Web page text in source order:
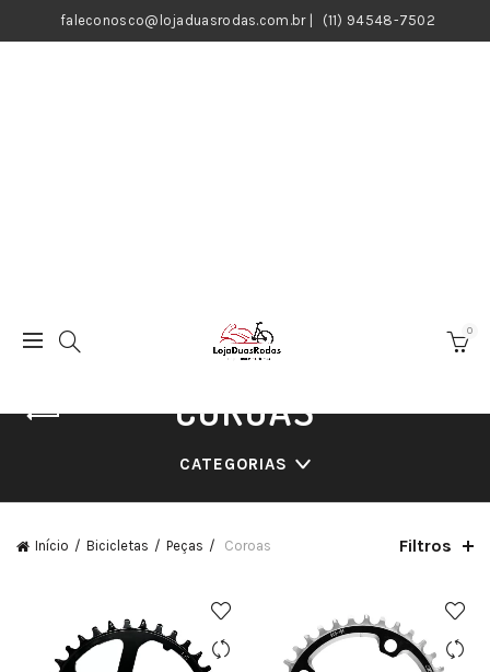
faleconosco@lojaduasrodas.com.br| (11) 94548-7502
0
COROAS
CATEGORIAS
Início Bicicletas Peças Coroas Filtros